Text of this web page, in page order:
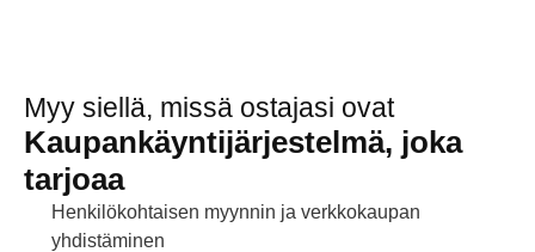
Myy siellä, missä ostajasi ovat
Kaupankäyntijärjestelmä, joka
tarjoaa
Henkilökohtaisen myynnin ja verkkokaupan
yhdistäminen